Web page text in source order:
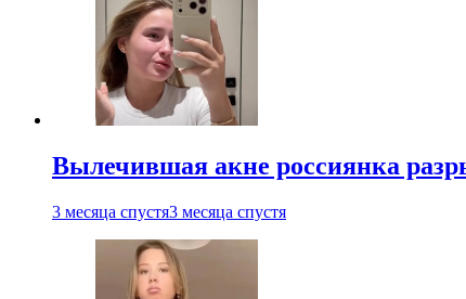
Вылечившая акне россиянка
3 месяца спустя3 месяца спустя